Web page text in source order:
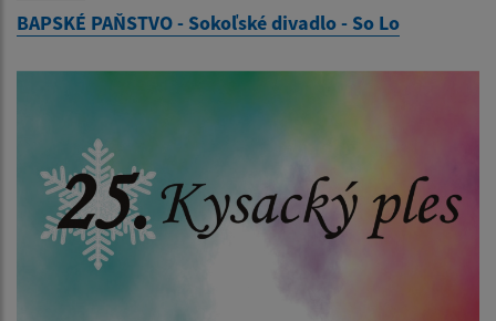
BAPSKÉ PAŇSTVO - Sokoľské divadlo - So Lo